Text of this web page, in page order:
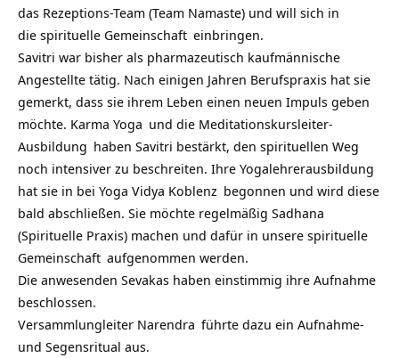
das Rezeptions-Team (Team Namaste) und will sich in
die spirituelle Gemeinschaft einbringen.
Savitri war bisher als pharmazeutisch kaufmännische
Angestellte tätig. Nach einigen Jahren Berufspraxis hat sie
gemerkt, dass sie ihrem Leben einen neuen Impuls geben
möchte. Karma Yoga und die Meditationskursleiter-
Ausbildung haben Savitri bestärkt, den spirituellen Weg
noch intensiver zu beschreiten. Ihre Yogalehrerausbildung
hat sie in bei Yoga Vidya Koblenz begonnen und wird diese
bald abschließen. Sie möchte regelmäßig Sadhana
(Spirituelle Praxis) machen und dafür in unsere spirituelle
Gemeinschaft aufgenommen werden.
Die anwesenden Sevakas haben einstimmig ihre Aufnahme
beschlossen.
Versammlungleiter Narendra führte dazu ein Aufnahme-
und Segensritual aus.